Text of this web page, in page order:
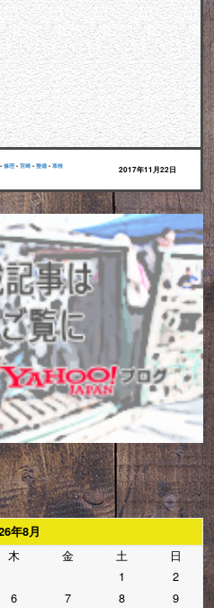
• 修理 • 宮崎 • 整備 • 車検 2017年11月22日
年8月
木 金 土
日
1
2
6 7 8
9